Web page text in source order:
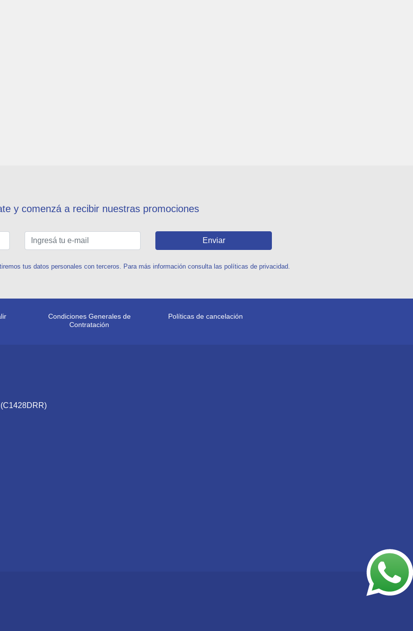
y comenzá a recibir nuestras promociones
Enviar
tus datos personales con terceros. Para más información consulta las políticas de privacidad.
Condiciones Generales de
Contratación
Políticas de cancelación